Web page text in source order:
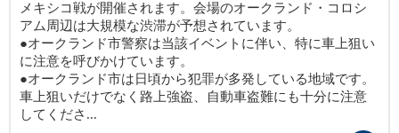
メキシコ戦が開催されます。会場のオークランド・コロシ
アム周辺は大規模な渋滞が予想されています。
●オークランド市警察は当該イベントに伴い、特に車上狙い
に注意を呼びかけています。
●オークランド市は日頃から犯罪が多発している地域です。
車上狙いだけでなく路上強盗、自動車盗難にも十分に注意
してくださ...